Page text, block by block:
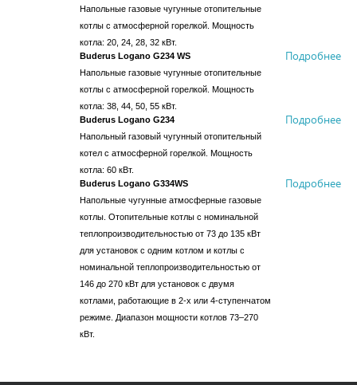
Напольные газовые чугунные отопительные
котлы с атмосферной горелкой. Мощность
котла: 20, 24, 28, 32 кВт.
Buderus Logano G234 WS
Напольные газовые чугунные отопительные
котлы с атмосферной горелкой. Мощность
котла: 38, 44, 50, 55 кВт.
Подробнее
Buderus Logano G234
Напольный газовый чугунный отопительный
котел с атмосферной горелкой. Мощность
котла: 60 кВт.
Подробнее
Buderus Logano G334WS
Напольные чугунные атмосферные газовые
котлы. Отопительные котлы с номинальной
теплопроизводительностью от 73 до 135 кВт
для установок с одним котлом и котлы с
номинальной теплопроизводительностью от
146 до 270 кВт для установок с двумя
котлами, работающие в 2-х или 4-ступенчатом
режиме. Диапазон мощности котлов 73–270
кВт.
Подробнее